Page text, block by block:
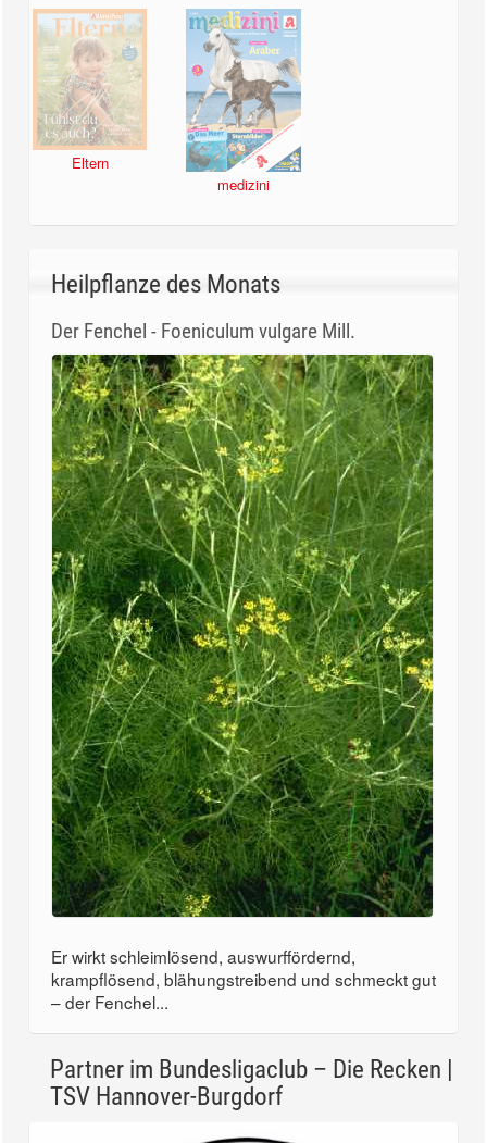
Eltern
medizini
Heilpflanze des Monats
Der Fenchel - Foeniculum vulgare Mill.
Er wirkt schleimlösend, auswurffördernd,
krampflösend, blähungstreibend und schmeckt gut
– der Fenchel...
Partner im Bundesligaclub – Die Recken |
TSV Hannover-Burgdorf